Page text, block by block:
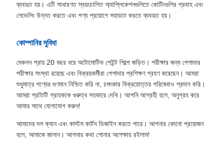
ব্যবহৃত হয়। এটি সাধারণত স্বয়ংচালিত অ্যাপ্লিকেশনগুলিতে কোটিংগুলির প্রবাহ এবং
লেভেলিং উন্নত করতে এবং পণ্য প্রয়োগে সহায়তা করতে ব্যবহৃত হয়।
কোম্পানির সুবিধা
মেকলন প্রায় 20 বছর ধরে অটোমোটিভ পেইন্ট শিল্পে জড়িত। পরীক্ষার জন্য পেশাদার
পরীক্ষার সংস্থা রয়েছে এবং বিক্রয়কর্মীরা পেশাদার প্রশিক্ষণ গ্রহণ করেছেন। আমরা
শুধুমাত্র পণ্যের গুণমান নিশ্চিত করি না, চমৎকার বিক্রয়োত্তর পরিষেবাও প্রদান করি।
আমরা প্রতিটি গ্রাহককে গুরুত্ব সহকারে দেখি। আপনি আগ্রহী হলে, অনুগ্রহ করে
আমার সাথে যোগাযোগ করুন!
আমাদের দল ক্যান এবং কাস্টম কার্টন ডিজাইন করতে পারে। আপনার কোনো প্রয়োজন
হলে, আমাকে জানান। আপনার কথা শোনার অপেক্ষায় রইলাম!